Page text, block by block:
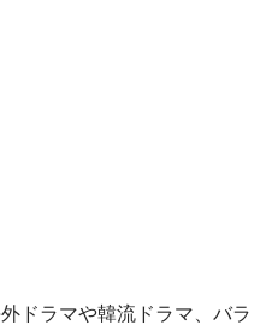
ドラマや韓流ドラマ、バラ